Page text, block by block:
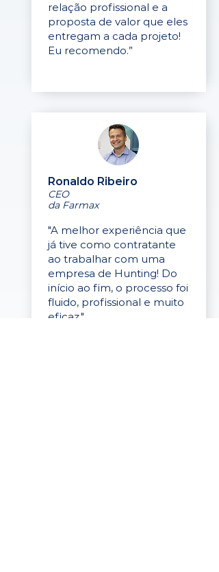
relação profissional e a
proposta de valor que eles
entregam a cada projeto!
Eu recomendo.”
Ronaldo Ribeiro
CEO
da Farmax
"A melhor experiência que
já tive como contratante
ao trabalhar com uma
empresa de Hunting! Do
início ao fim, o processo foi
fluido, profissional e muito
eficaz."